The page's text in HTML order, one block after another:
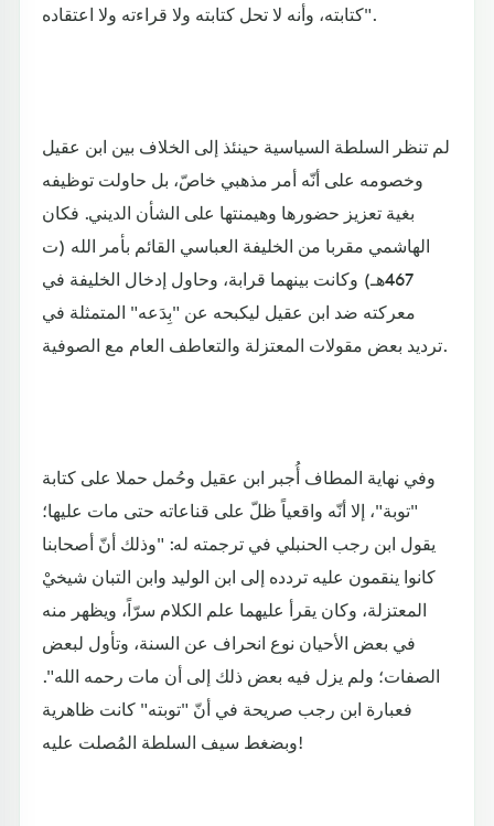
كتابته، وأنه لا تحل كتابته ولا قراءته ولا اعتقاده".
لم تنظر السلطة السياسية حينئذ إلى الخلاف بين ابن عقيل
وخصومه على أنّه أمر مذهبي خاصّ، بل حاولت توظيفه
بغية تعزيز حضورها وهيمنتها على الشأن الديني. فكان
الهاشمي مقربا من الخليفة العباسي القائم بأمر الله (ت
467هـ) وكانت بينهما قرابة، وحاول إدخال الخليفة في
معركته ضد ابن عقيل ليكبحه عن "بِدَعه" المتمثلة في
ترديد بعض مقولات المعتزلة والتعاطف العام مع الصوفية.
وفي نهاية المطاف أُجبر ابن عقيل وحُمل حملا على كتابة
"توبة"، إلا أنّه واقعياً ظلّ على قناعاته حتى مات عليها؛
يقول ابن رجب الحنبلي في ترجمته له: "وذلك أنّ أصحابنا
كانوا ينقمون عليه تردده إلى ابن الوليد وابن التبان شيخيْ
المعتزلة، وكان يقرأ عليهما علم الكلام سرّاً، ويظهر منه
في بعض الأحيان نوع انحراف عن السنة، وتأول لبعض
الصفات؛ ولم يزل فيه بعض ذلك إلى أن مات رحمه الله".
فعبارة ابن رجب صريحة في أنّ "توبته" كانت ظاهرية
وبضغط سيف السلطة المُصلت عليه!